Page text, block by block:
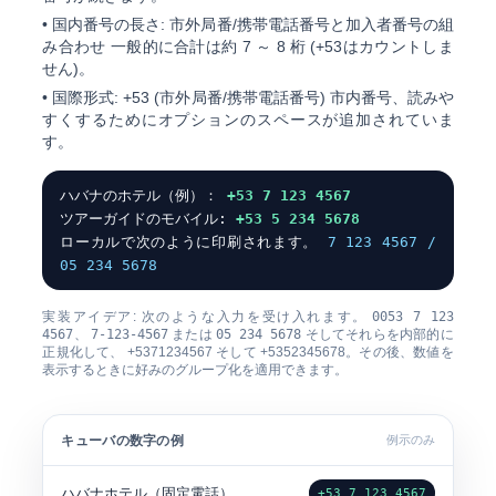
• 国内番号の長さ: 市外局番/携帯電話番号と加入者番号の組
み合わせ 一般的に合計は約 7 ～ 8 桁 (+53はカウントしま
せん)。
• 国際形式: +53 (市外局番/携帯電話番号) 市内番号、読みや
すくするためにオプションのスペースが追加されていま
す。
ハバナのホテル（例）：+53 7 123 4567
ツアーガイドのモバイル:+53 5 234 5678
ローカルで次のように印刷されます。 7 123 4567 /
05 234 5678
実装アイデア: 次のような入力を受け入れます。0053 7 123
4567、 7-123-4567 または05 234 5678 そしてそれらを内部的に
正規化して、 +5371234567 そして +5352345678。その後、数値を
表示するときに好みのグループ化を適用できます。
キューバの数字の例 例示のみ